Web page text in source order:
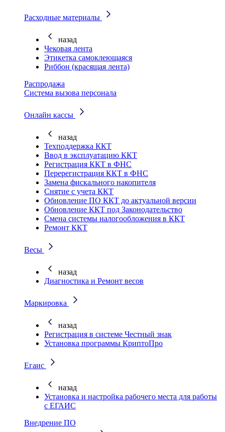
Расходные материалы
назад
Чековая лента
Этикетка самоклеющаяся
Риббон (красящая лента)
Распродажа
Система вызова персонала
Онлайн кассы
назад
Техподдержка ККТ
Ввод в эксплуатацию ККТ
Регистрация ККТ в ФНС
Перерегистрация ККТ в ФНС
Замена фискального накопителя
Снятие с учета ККТ
Обновление ПО ККТ до актуальной версии
Обновление ККТ под Законодательство
Смена системы налогообложения в ККТ
Ремонт ККТ
Весы
назад
Диагностика и Ремонт весов
Маркировка
назад
Регистрация в системе Честный знак
Установка программы КриптоПро
Егаис
назад
Установка и настройка рабочего места для работы
с ЕГАИС
Внедрение ПО